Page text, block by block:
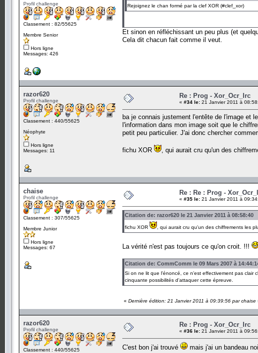
Profil challenge
Classement : 82/55625
Membre Senior
Hors ligne
Messages: 426
Rejoignez le chan formé par la clef XOR (#clef_xor)
Et sinon en réfléchissant un peu plus (et
Cela dit chacun fait comme il veut.
razor620
Profil challenge
Classement : 440/55625
Néophyte
Hors ligne
Messages: 11
Re : Prog - Xor_Ocr_Irc
« #34 le: 21 Janvier 2011 à
ba je connais justement l'entête de l'image et
l'information dans mon image soit que le
petit peu particulier. J'ai donc chercher
fichu XOR , qui aurait cru qu'un des
chaise
Profil challenge
Classement : 307/55625
Membre Junior
Hors ligne
Messages: 67
Re : Re : Prog -
« #35 le: 21 Janvier 2011 à
Citation de: razor620 le 21 Janvier 2011 à 08:58:40
fichu XOR , qui aurait cru qu'un des chiffrements les
La vérité n'est pas toujours ce qu'on croit. !!!
Citation de: CommComm le 09 Mars 2007 à
Si on ne lit que l'énoncé, ce n'est effectivement pas clair
cinquante possibilités d'attaquer cette épreuve.
« Dernière édition: 21 Janvier 2011 à 09:39:56 par chaise
razor620
Profil challenge
Classement : 440/55625
Re : Prog - Xor_Ocr_Irc
« #36 le: 21 Janvier 2011 à
C'est bon j'ai trouvé mais j'ai un bandeau